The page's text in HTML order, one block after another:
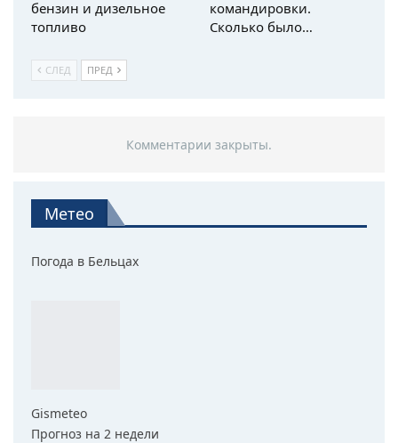
бензин и дизельное
топливо
командировки.
Сколько было…
СЛЕД ПРЕД
Комментарии закрыты.
Метео
Погода в Бельцах
Gismeteo
Прогноз на 2 недели